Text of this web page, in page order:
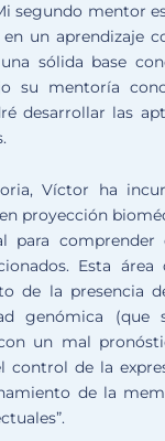
segundo mentor
un aprendizaje
sólida base
su mentoría
desarrollar las
Víctor ha
proyección
para
Esta
de la presencia
genómica
un mal
control de la
de la